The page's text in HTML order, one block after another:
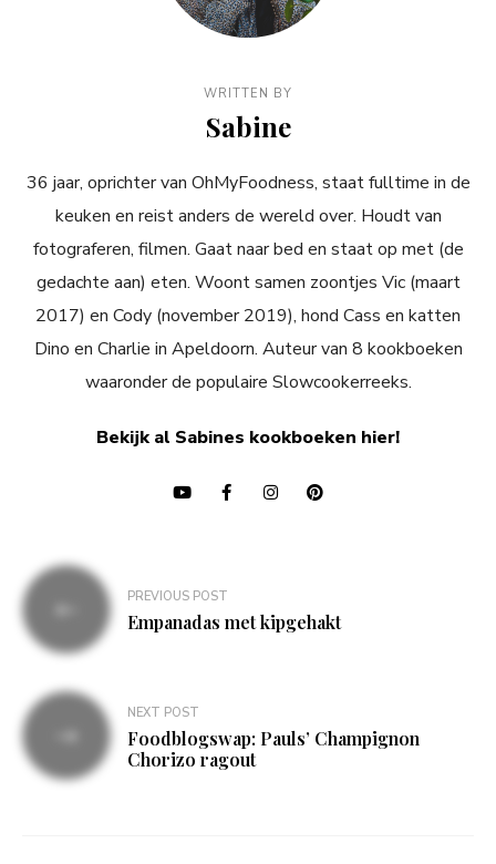
WRITTEN BY
Sabine
36 jaar, oprichter van OhMyFoodness, staat fulltime in de
keuken en reist anders de wereld over. Houdt van
fotograferen, filmen. Gaat naar bed en staat op met (de
gedachte aan) eten. Woont samen zoontjes Vic (maart
2017) en Cody (november 2019), hond Cass en katten
Dino en Charlie in Apeldoorn. Auteur van 8 kookboeken
waaronder de populaire Slowcookerreeks.
Bekijk al Sabines kookboeken hier!
Bericht
navigatie
PREVIOUS POST
Empanadas met kipgehakt
NEXT POST
Foodblogswap: Pauls’ Champignon
Chorizo ragout